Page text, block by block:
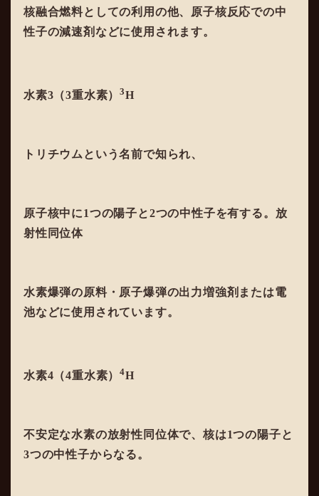
核融合燃料としての利用の他、原子核反応での中
性子の減速剤などに使用されます。
水素3（3重水素）3H
トリチウムという名前で知られ、
原子核中に1つの陽子と2つの中性子を有する。放
射性同位体
水素爆弾の原料・原子爆弾の出力増強剤または電
池などに使用されています。
水素4（4重水素）4H
不安定な水素の放射性同位体で、核は1つの陽子と
3つの中性子からなる。